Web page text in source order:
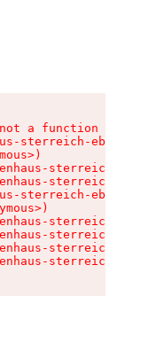
a function
sterreich-
sterreich-
sterreich-
sterreich-
sterreich-
sterreich-
sterreich-
sterreich-